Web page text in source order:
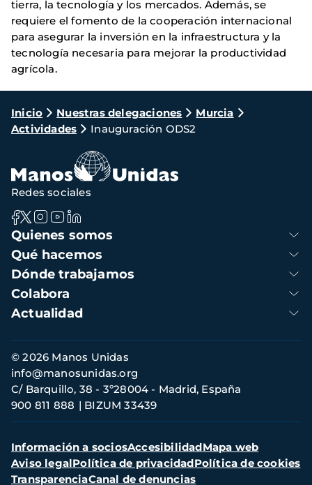
tierra, la tecnología y los mercados. Además, se
requiere el fomento de la cooperación internacional
para asegurar la inversión en la infraestructura y la
tecnología necesaria para mejorar la productividad
agrícola.
Ruta
de
navegación
Inicio Nuestras delegaciones
Murcia
Actividades
Inauguración ODS2
Navegación
principal
Quienes somos
Qué hacemos
Dónde trabajamos
Colabora
Actualidad
Redes sociales
Información
de
contacto
© 2026 Manos Unidas
C/ Barquillo, 38 - 3º28004 - Madrid, España
900 811 888
BIZUM 33439
info@manosunidas.org
Menú
secundario
Información a sociosAccesibilidadMapa web
Aviso legalPolítica de privacidadPolítica de cookies
TransparenciaCanal de denuncias